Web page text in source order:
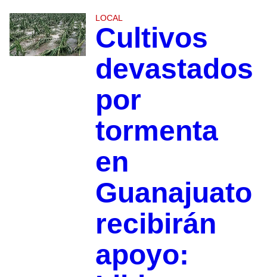
LOCAL
Cultivos
devastados
por
tormenta
en
Guanajuato
recibirán
apoyo: